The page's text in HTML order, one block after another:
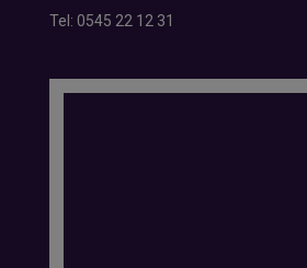
Tel: 0545 22 12 31